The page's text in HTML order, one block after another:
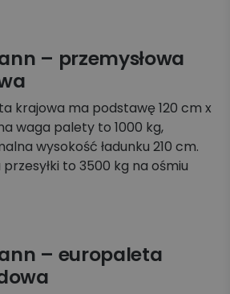
– przemysłowa
krajowa ma podstawę 120 cm x
waga palety to 1000 kg,
wysokość ładunku 210 cm.
to 3500 kg na ośmiu
– europaleta